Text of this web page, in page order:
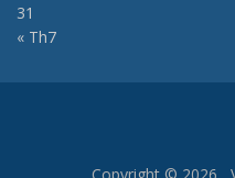
31
« Th7
Copyright © 2026